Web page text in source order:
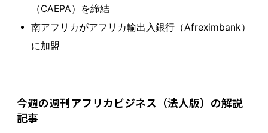
（CAEPA）を締結
南アフリカがアフリカ輸出入銀行（Afreximbank）
に加盟
今週の週刊アフリカビジネス（法人版）の解説
記事